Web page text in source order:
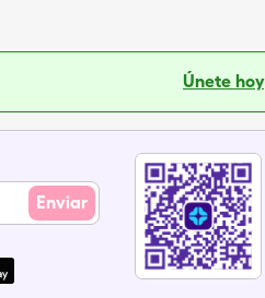
Únete hoy
Enviar